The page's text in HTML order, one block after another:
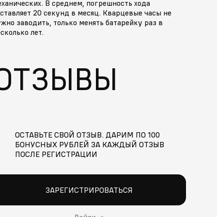
В среднем, погрешность хода
20 секунд в месяц. Кварцевые часы не
заводить, только менять батарейку раз в
лет.
ОСТАВЬТЕ СВОЙ ОТЗЫВ. ДАРИМ ПО 100
БОНУСНЫХ РУБЛЕЙ ЗА КАЖДЫЙ ОТЗЫВ
ПОСЛЕ РЕГИСТРАЦИИ
ЗАРЕГИСТРИРОВАТЬСЯ